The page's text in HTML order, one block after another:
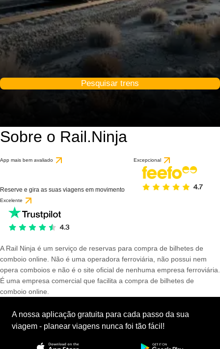
Pesquisar trens
Sobre o Rail.Ninja
App mais bem avaliado
Reserve e gira as suas viagens em movimento
Excepcional
Excelente
A Rail Ninja é um serviço de reservas para compra de bilhetes de
comboio online. Não é uma operadora ferroviária, não possui nem
opera comboios e não é o site oficial de nenhuma empresa ferroviária.
É uma empresa comercial que facilita a compra de bilhetes de
comboio online.
A nossa aplicação gratuita para cada passo da sua
viagem - planear viagens nunca foi tão fácil!